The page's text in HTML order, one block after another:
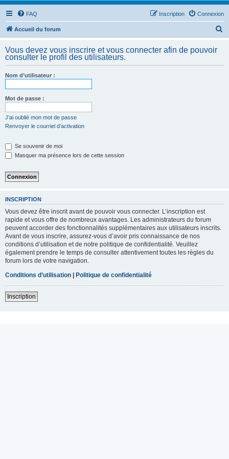
FAQ Connexion
Inscription
Accueil du forum
h
Vous devez vous inscrire et vous connecter afin de pouvoir
consulter le profil des utilisateurs.
Nom d’utilisateur :
Mot de passe :
J’ai oublié mon mot de passe
Renvoyer le courriel d’activation
Se souvenir de moi
Masquer ma présence lors de cette session
INSCRIPTION
Vous devez être inscrit avant de pouvoir vous connecter. L’inscription est
rapide et vous offre de nombreux avantages. Les administrateurs du forum
peuvent accorder des fonctionnalités supplémentaires aux utilisateurs inscrits.
Avant de vous inscrire, assurez-vous d’avoir pris connaissance de nos
conditions d’utilisation et de notre politique de confidentialité. Veuillez
également prendre le temps de consulter attentivement toutes les règles du
forum lors de votre navigation.
Conditions d’utilisation | Politique de confidentialité
Inscription